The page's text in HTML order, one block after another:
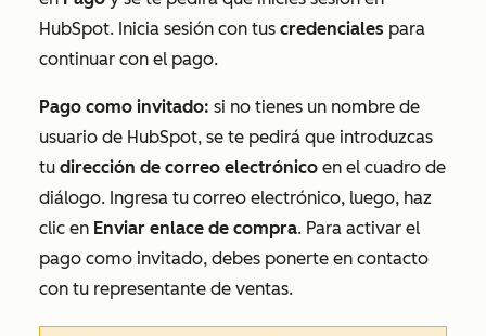
HubSpot. Inicia sesión con tus credenciales para
continuar con el pago.
Pago como invitado: si no tienes un nombre de
usuario de HubSpot, se te pedirá que introduzcas
tu dirección de correo electrónico en el cuadro de
diálogo. Ingresa tu correo electrónico, luego, haz
clic en Enviar enlace de compra. Para activar el
pago como invitado, debes ponerte en contacto
con tu representante de ventas.